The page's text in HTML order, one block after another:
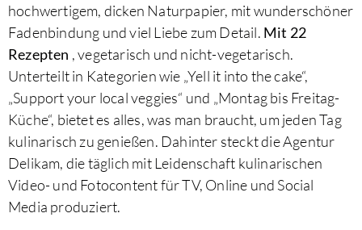
hochwertigem, dicken Naturpapier, mit wunderschöner
Fadenbindung und viel Liebe zum Detail. Mit 22
Rezepten , vegetarisch und nicht-vegetarisch.
Unterteilt in Kategorien wie „Yell it into the cake“,
„Support your local veggies“ und „Montag bis Freitag-
Küche“, bietet es alles, was man braucht, um jeden Tag
kulinarisch zu genießen. Dahinter steckt die Agentur
Delikam, die täglich mit Leidenschaft kulinarischen
Video- und Fotocontent für TV, Online und Social
Media produziert.